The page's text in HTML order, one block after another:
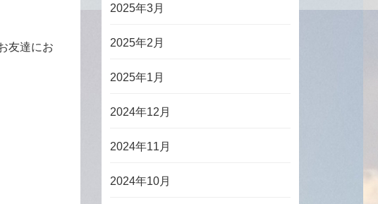
友達にお
2025年3月
2025年2月
2025年1月
2024年12月
2024年11月
2024年10月